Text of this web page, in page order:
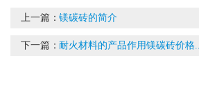
上一篇：镁碳砖的简介
下一篇： 耐火材料的产品作用镁碳砖价格...